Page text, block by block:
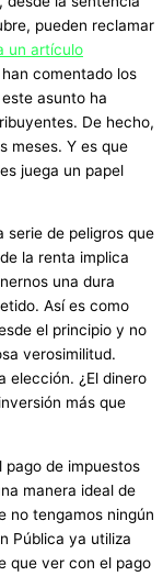
pueden reclamar
un artículo
comentado los
asunto ha
De hecho,
meses. Y es que
juega un papel
serie de peligros que
la renta implica
una dura
Así es como
el principio y no
verosimilitud.
elección. ¿El dinero
más que
pago de impuestos
manera ideal de
no tengamos ningún
Pública ya utiliza
que ver con el pago